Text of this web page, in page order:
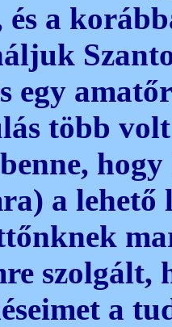
és a
egy
több
a
szolgált,
a